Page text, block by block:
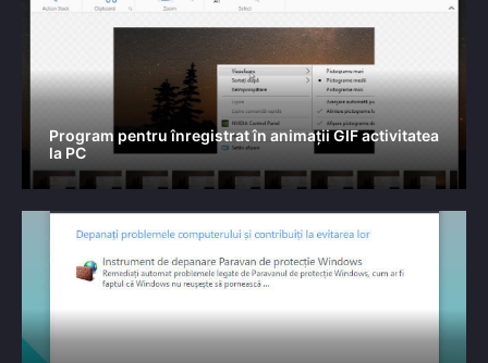
Program pentru înregistrat în animații GIF activitatea
la PC